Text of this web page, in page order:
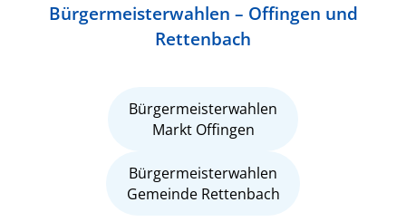
Bürgermeisterwahlen – Offingen und
Rettenbach
Bürgermeisterwahlen
Markt Offingen
Bürgermeisterwahlen
Gemeinde Rettenbach